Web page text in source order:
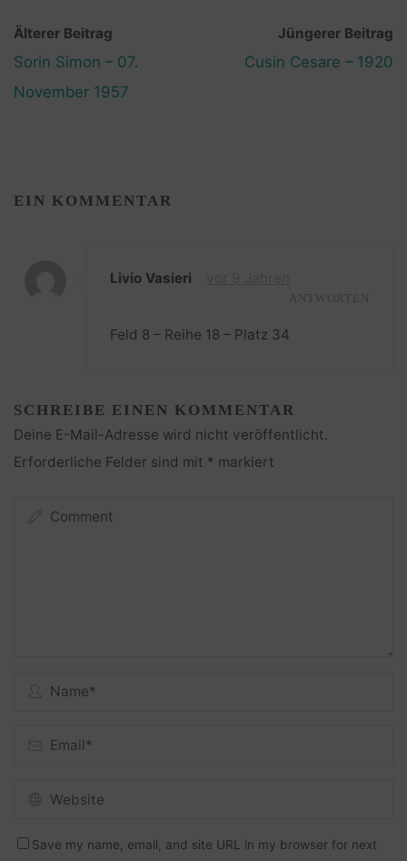
Älterer Beitrag
Sorin Simon – 07.
November 1957
Jüngerer Beitrag
Cusin Cesare – 1920
EIN KOMMENTAR
Livio Vasieri
Feld 8 – Reihe 18 – Platz 34
SCHREIBE EINEN KOMMENTAR
Deine E-Mail-Adresse wird nicht veröffentlicht.
Erforderliche Felder sind mit * markiert
Save my name, email, and site URL in my browser for next